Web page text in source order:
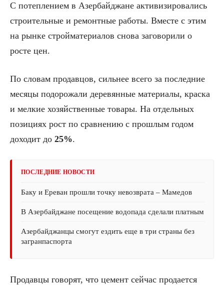
С потеплением в Азербайджане активизировались
строительные и ремонтные работы. Вместе с этим
на рынке стройматериалов снова заговорили о
росте цен.
По словам продавцов, сильнее всего за последние
месяцы подорожали деревянные материалы, краска
и мелкие хозяйственные товары. На отдельных
позициях рост по сравнению с прошлым годом
доходит до 25%.
ПОСЛЕДНИЕ НОВОСТИ
Баку и Ереван прошли точку невозврата – Мамедов
В Азербайджане посещение водопада сделали платным
Азербайджанцы смогут ездить еще в три страны без
загранпаспорта
Продавцы говорят, что цемент сейчас продается